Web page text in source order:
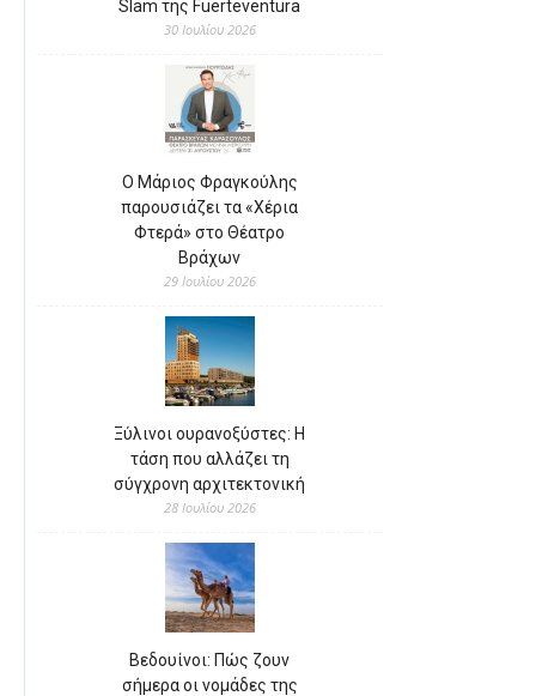
Slam της Fuerteventura
30 Ιουλίου 2026
Ο Μάριος Φραγκούλης
παρουσιάζει τα «Χέρια
Φτερά» στο Θέατρο
Βράχων
29 Ιουλίου 2026
Ξύλινοι ουρανοξύστες: Η
τάση που αλλάζει τη
σύγχρονη αρχιτεκτονική
28 Ιουλίου 2026
Βεδουίνοι: Πώς ζουν
σήμερα οι νομάδες της